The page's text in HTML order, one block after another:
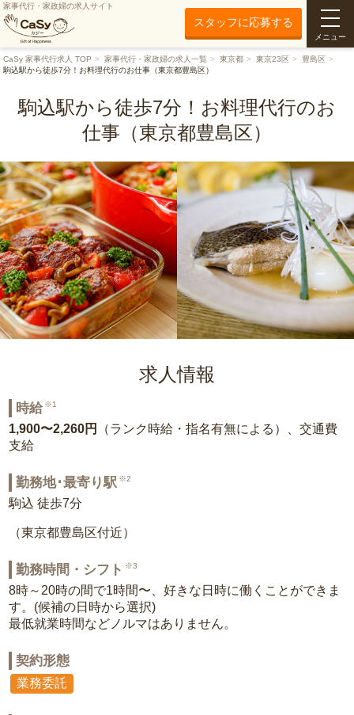
家事代行・家政婦の求人サイト
スタッフに応募する
メニュー
CaSy 家事代行求人 TOP 家事代行・家政婦の求人一覧 東京都 東京23区
豊島区
駒込駅から徒歩7分！お料理代行のお仕事（東京都豊島区）
駒込駅から徒歩7分！お料理代行のお
仕事（東京都豊島区）
求人情報
時給 ※1
1,900〜2,260円
（ランク時給・指名有無による）、交通費
支給
勤務地･最寄り駅 ※2
駒込 徒歩7分
（東京都豊島区付近）
勤務時間・シフト ※3
8時～20時の間で1時間〜、好きな日時に働くことができま
す。(候補の日時から選択)
最低就業時間などノルマはありません。
契約形態
業務委託